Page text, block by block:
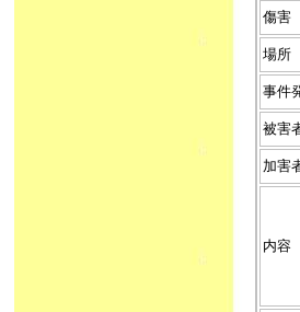
傷害
場所
事件
被害
加害
内容